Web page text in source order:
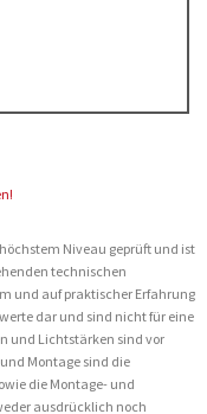
Niveau geprüft und ist
technischen
und auf praktischer Erfahrung
dar und sind nicht für eine
und Lichtstärken sind vor
Montage sind die
die Montage- und
ausdrücklich noch